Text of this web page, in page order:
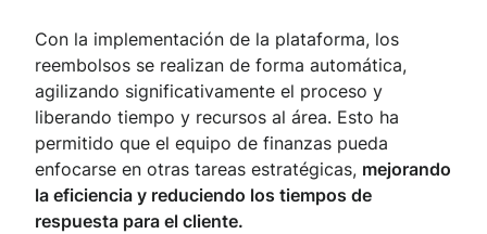
Con la implementación de la plataforma, los
reembolsos se realizan de forma automática,
agilizando significativamente el proceso y
liberando tiempo y recursos al área. Esto ha
permitido que el equipo de finanzas pueda
enfocarse en otras tareas estratégicas, mejorando
la eficiencia y reduciendo los tiempos de
respuesta para el cliente.